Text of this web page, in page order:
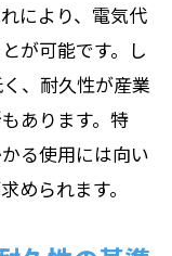
により、電気代
が可能です。し
、耐久性が産業
あります。特
る使用には向い
められます。